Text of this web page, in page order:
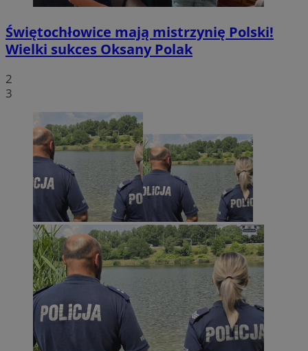
Świętochłowice mają mistrzynię Polski!
Wielki sukces Oksany Polak
2
3